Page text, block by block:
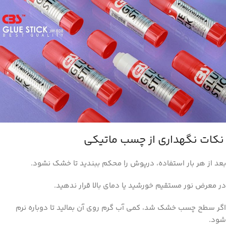
نکات نگهداری از چسب ماتیکی
بعد از هر بار استفاده، درپوش را محکم ببندید تا خشک نشود.
در معرض نور مستقیم خورشید یا دمای بالا قرار ندهید.
اگر سطح چسب خشک شد، کمی آب گرم روی آن بمالید تا دوباره نرم
شود.